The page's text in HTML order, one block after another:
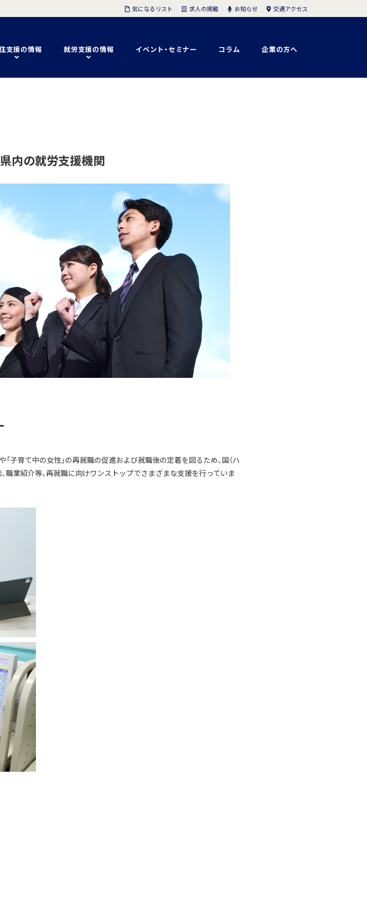
支援の情報 就労支援の情報 イベント・セミナー コラム 企業の方へ
気になるリスト 求人の掲載 お知らせ 交通アクセス
内の就労支援機関
「子育て中の女性」の再就職の促進および就職後の定着を図るため、国（ハ
職業紹介等、再就職に向けワンストップでさまざまな支援を行っていま